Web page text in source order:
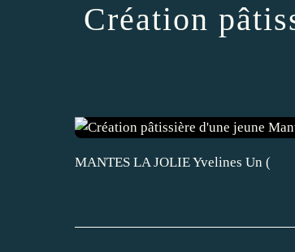
Création
MANTES LA JOLIE Yvelines Un (